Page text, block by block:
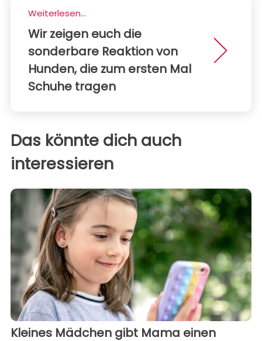
Weiterlesen...
Wir zeigen euch die
sonderbare Reaktion von
Hunden, die zum ersten Mal
Schuhe tragen
Das könnte dich auch
interessieren
Kleines Mädchen gibt Mama einen